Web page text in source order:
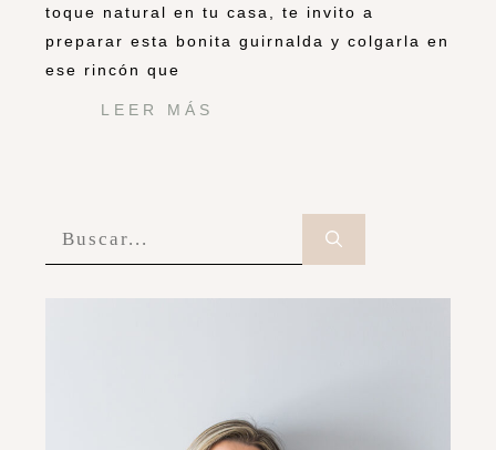
toque natural en tu casa, te invito a
preparar esta bonita guirnalda y colgarla en
ese rincón que
LEER MÁS